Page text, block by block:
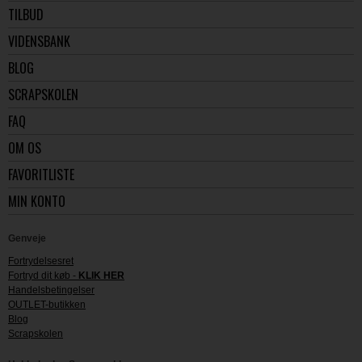
TILBUD
VIDENSBANK
BLOG
SCRAPSKOLEN
FAQ
OM OS
FAVORITLISTE
MIN KONTO
Genveje
Fortrydelsesret
Fortryd dit køb - KLIK HER
Handelsbetingelser
OUTLET-butikken
Blog
Scrapskolen